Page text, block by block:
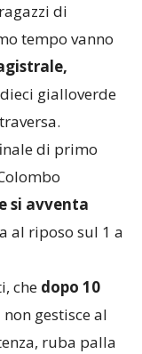
di
tempo vanno
gialloverde
di primo
si avventa
al riposo sul 1 a
che dopo 10
non gestisce al
ruba palla